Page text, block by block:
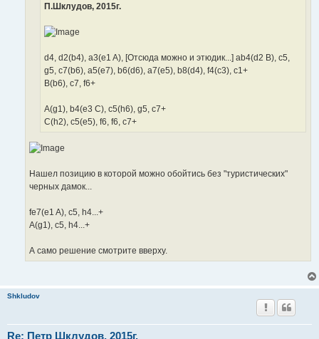
П.Шклудов, 2015г.
d4, d2(b4), a3(e1 A), [Отсюда можно и этюдик...] ab4(d2 B), c5,
g5, c7(b6), a5(e7), b6(d6), a7(e5), b8(d4), f4(c3), c1+
B(b6), c7, f6+
A(g1), b4(e3 C), c5(h6), g5, c7+
C(h2), c5(e5), f6, f6, c7+
Нашел позицию в которой можно обойтись без "туристических"
черных дамок...
fe7(e1 A), c5, h4...+
A(g1), c5, h4...+
А само решение смотрите вверху.
Shkludov
Re: Петр Шклудов, 2015г.